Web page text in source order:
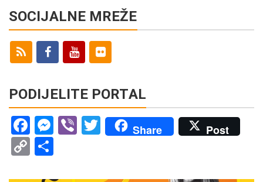
SOCIJALNE MREŽE
PODIJELITE PORTAL
Facebook
Messenger
ViberTwitter
Share Post
Copy